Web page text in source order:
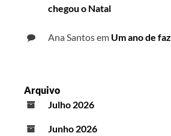
chegou o Natal
Ana Santosem Um ano de
Arquivo
Julho 2026
Junho 2026